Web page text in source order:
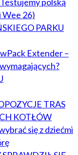
Wee 26)
PARKU
Extender –
TRAS
KOTŁÓW
się z dziećmi